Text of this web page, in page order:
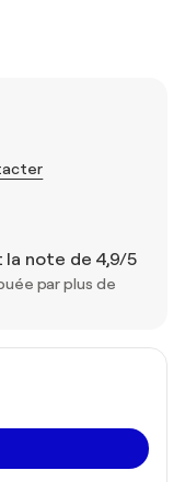
note de 4,9/5
par plus de